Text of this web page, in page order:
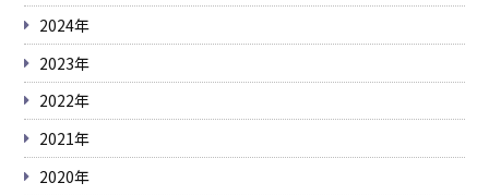
2024年
2023年
2022年
2021年
2020年